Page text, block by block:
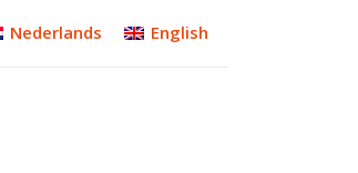
Nederlands English